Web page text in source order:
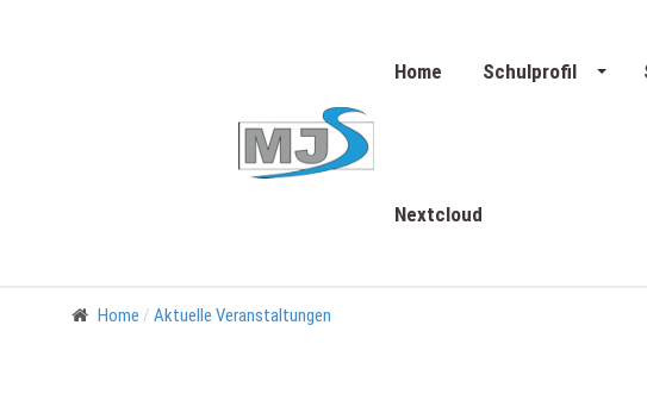
Home Schulprofil
Nextcloud
Home Aktuelle Veranstaltungen